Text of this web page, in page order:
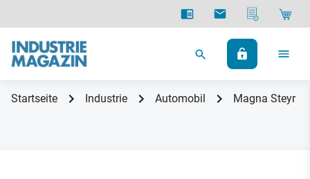
Startseite Industrie Automobil Magna Steyr